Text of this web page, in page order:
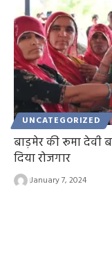
UNCATEGORIZED
बाड़मेर की रूमा देवी
दिया रोजगार
January 7, 2024